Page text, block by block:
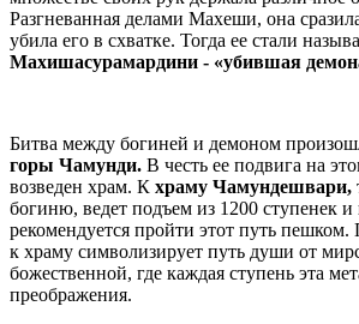
Разгневанная делами Махеши, она
убила его в схватке. Тогда ее стали
Махишасурамардини - «убившая
Битва между богиней и демоном
горы Чамунди. В честь ее подвига на
возведен храм. К храму Чамундешвари,
богиню, ведет подъем из 1200 ступенек
рекомендуется пройти этот путь
к храму символизирует путь души от
божественной, где каждая ступень эта
преображения.